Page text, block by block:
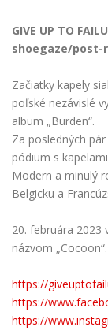
GIVE UP TO
shoegaze/post-
Začiatky kapely
poľské nezávislé
album „Burden“.
Za posledných
pódium s
Modern a minulý
Belgicku a
20. februára 2023
názvom „Cocoon“.
https://
https://
https://